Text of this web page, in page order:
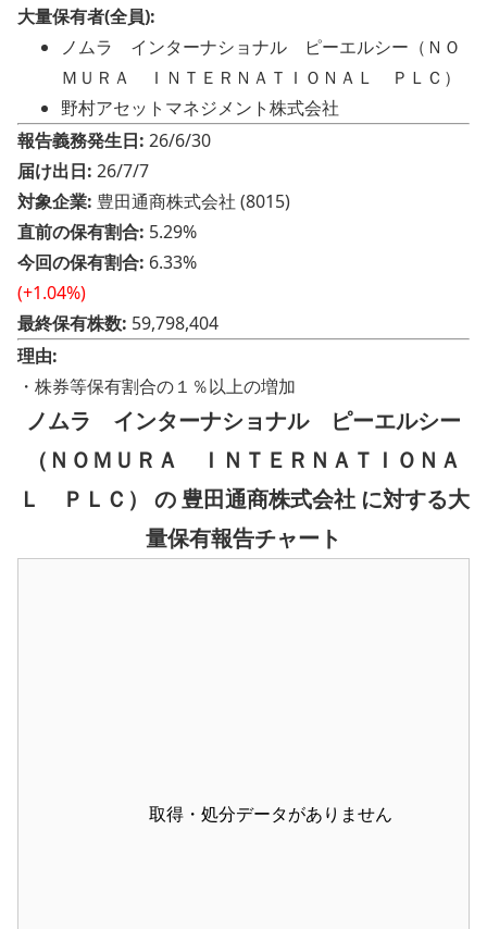
大量保有者(全員):
ノムラ インターナショナル ピーエルシー（ＮＯ
ＭＵＲＡ ＩＮＴＥＲＮＡＴＩＯＮＡＬ ＰＬＣ）
野村アセットマネジメント株式会社
報告義務発生日: 26/6/30
届け出日: 26/7/7
対象企業: 豊田通商株式会社 (8015)
直前の保有割合: 5.29%
今回の保有割合: 6.33%
(+1.04%)
最終保有株数: 59,798,404
理由:
・株券等保有割合の１％以上の増加
ノムラ インターナショナル ピーエルシー
（ＮＯＭＵＲＡ ＩＮＴＥＲＮＡＴＩＯＮＡ
Ｌ ＰＬＣ） の 豊田通商株式会社 に対する大
量保有報告チャート
取得・処分データがありません